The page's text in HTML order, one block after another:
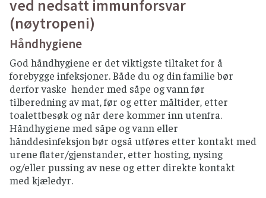
ved nedsatt immunforsvar
(nøytropeni)
Håndhygiene
God håndhygiene er det viktigste tiltaket for å
forebygge infeksjoner. Både du og din familie bør
derfor vaske hender med såpe og vann før
tilberedning av mat, før og etter måltider, etter
toalettbesøk og når dere kommer inn utenfra.
Håndhygiene med såpe og vann eller
hånddesinfeksjon bør også utføres etter kontakt med
urene flater/gjenstander, etter hosting, nysing
og/eller pussing av nese og etter direkte kontakt
med kjæledyr.